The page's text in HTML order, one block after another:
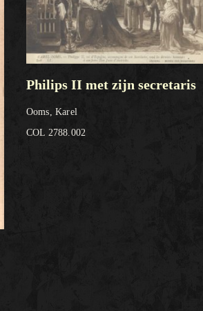
Philips II met zijn secretaris
Ooms, Karel
COL 2788.002